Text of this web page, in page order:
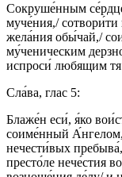
Сокруше́нным
муче́ния,/
жела́ния обы́чай,/
му́ченическим
испроси́ любящим
Сла́ва, глас 5:
Блаже́н еси́, я́ко
соиме́нный
нечести́вых
престо́ле нече́стия